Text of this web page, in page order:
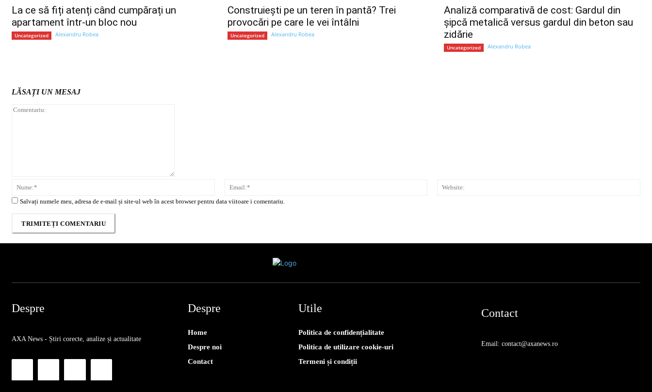
La ce să fiți atenți când cumpărați un
apartament într-un bloc nou
Uncategorized Alexandru Robea
Construiești pe un teren în pantă? Trei
provocări pe care le vei întâlni
Uncategorized Alexandru Robea
Analiză comparativă de cost: Gardul din
șipcă metalică versus gardul din beton sau
zidărie
Uncategorized Alexandru Robea
LĂSAȚI UN MESAJ
Nume:* Email:*
Salvați numele meu, adresa de e-mail și site-ul web în acest browser pentru data viitoare i comentariu.
Despre
AXA News - Știri corecte, analize și actualitate
Despre
Home
Despre noi
Contact
Utile
Politica de confidențialitate
Politica de utilizare cookie-uri
Termeni și condiții
Contact
Email: contact@axanews.ro